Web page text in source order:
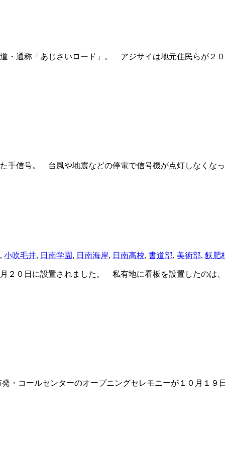
通称「あじさいロード」。 アジサイは地元住民らが２
信号。 台風や地震などの停電で信号機が点灯しなくな
, 小吹毛井, 日南学園 , 日南海岸, 日南高校, 書道部, 美術部, 飫肥
０日に設置されました。 私有地に看板を設置したのは
コールセンターのオープニングセレモニーが１０月１９